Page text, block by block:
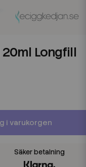
20ml Longfill
i varukorgen